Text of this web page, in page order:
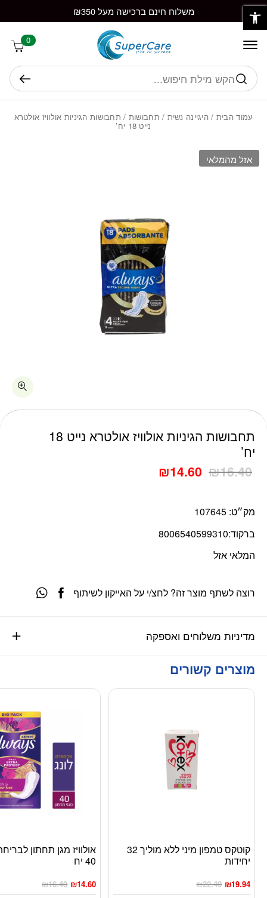
Skip to Content משלוח חינם ברכישה מעל ₪350
0
חיפוש
עמוד הבית / היגיינה נשית / תחבושות / תחבושות הגיניות אולוויז אולטרא
נייט 18 יח’
תחבושות הגיניות אולוויז אולטרא נייט 18
יח’
₪16.40
₪14.60
מק״ט: 107645
ברקוד:8006540599310
המלאי אזל
מדיניות משלוחים ואספקה
רוצה לשתף מוצר זה? לחצ/י על האייקון לשיתוף
אזל מהמלאי
מוצרים קשורים
קוטקס טמפון מיני ללא מוליך 32
יחידות
₪22.40 ₪19.94
אולוויז מגן תחתון
40 יח
₪16.40 ₪14.60
בחזרה למעלה
פתח סרגל נגישות